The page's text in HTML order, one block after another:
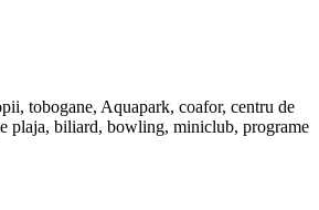
tobogane, Aquapark, coafor, centru de
plaja, biliard, bowling, miniclub, programe